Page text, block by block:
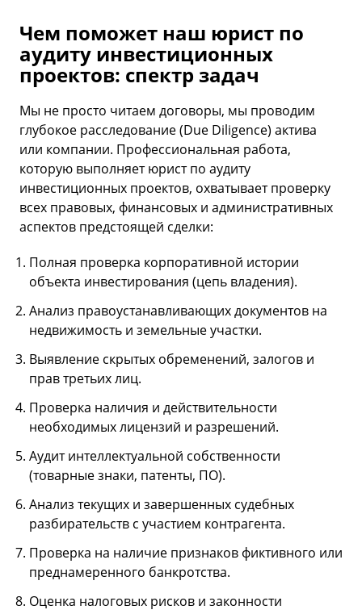
Чем поможет наш юрист по
аудиту инвестиционных
проектов: спектр задач
Мы не просто читаем договоры, мы проводим
глубокое расследование (Due Diligence) актива
или компании. Профессиональная работа,
которую выполняет юрист по аудиту
инвестиционных проектов, охватывает проверку
всех правовых, финансовых и административных
аспектов предстоящей сделки:
Полная проверка корпоративной истории
объекта инвестирования (цепь владения).
Анализ правоустанавливающих документов на
недвижимость и земельные участки.
Выявление скрытых обременений, залогов и
прав третьих лиц.
Проверка наличия и действительности
необходимых лицензий и разрешений.
Аудит интеллектуальной собственности
(товарные знаки, патенты, ПО).
Анализ текущих и завершенных судебных
разбирательств с участием контрагента.
Проверка на наличие признаков фиктивного или
преднамеренного банкротства.
Оценка налоговых рисков и законности